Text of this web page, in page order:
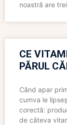
noastră are trei
CE
PĂRUL
Când apar
cumva le
corectă:
de câteva